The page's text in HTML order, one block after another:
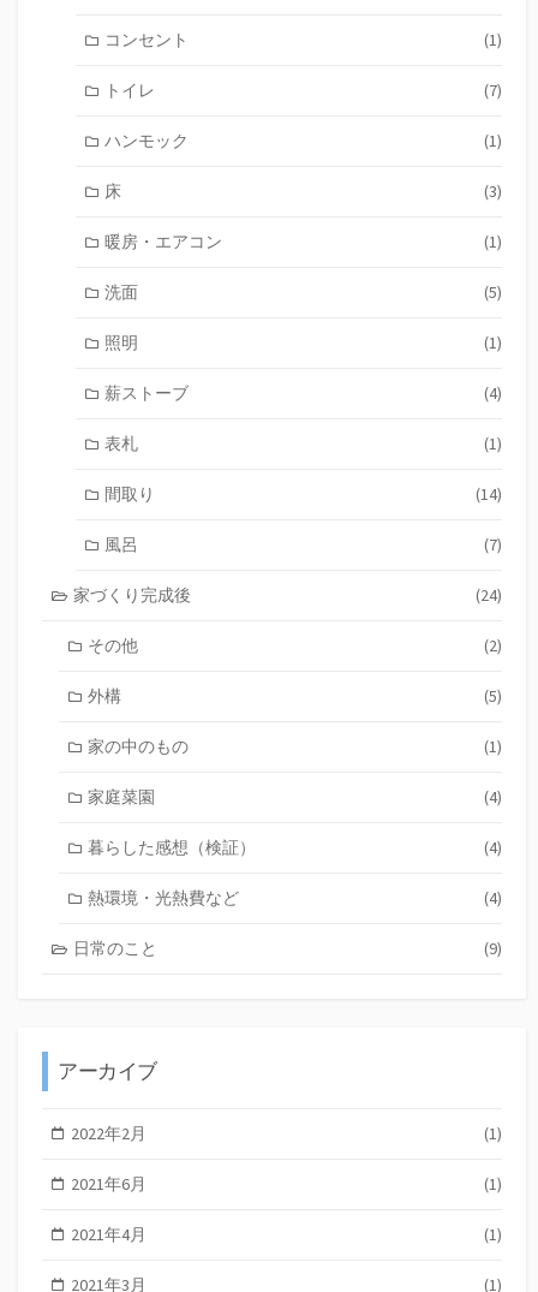
コンセント (1)
トイレ (7)
ハンモック (1)
床 (3)
暖房・エアコン (1)
洗面 (5)
照明 (1)
薪ストーブ (4)
表札 (1)
間取り (14)
風呂 (7)
家づくり完成後 (24)
その他 (2)
外構 (5)
家の中のもの (1)
家庭菜園 (4)
暮らした感想（検証） (4)
熱環境・光熱費など (4)
日常のこと (9)
アーカイブ
2022年2月 (1)
2021年6月 (1)
2021年4月 (1)
2021年3月 (1)